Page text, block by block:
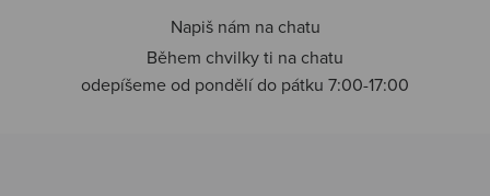
Napiš nám na chatu
Během chvilky ti na chatu
odepíšeme od pondělí do pátku 7:00-17:00